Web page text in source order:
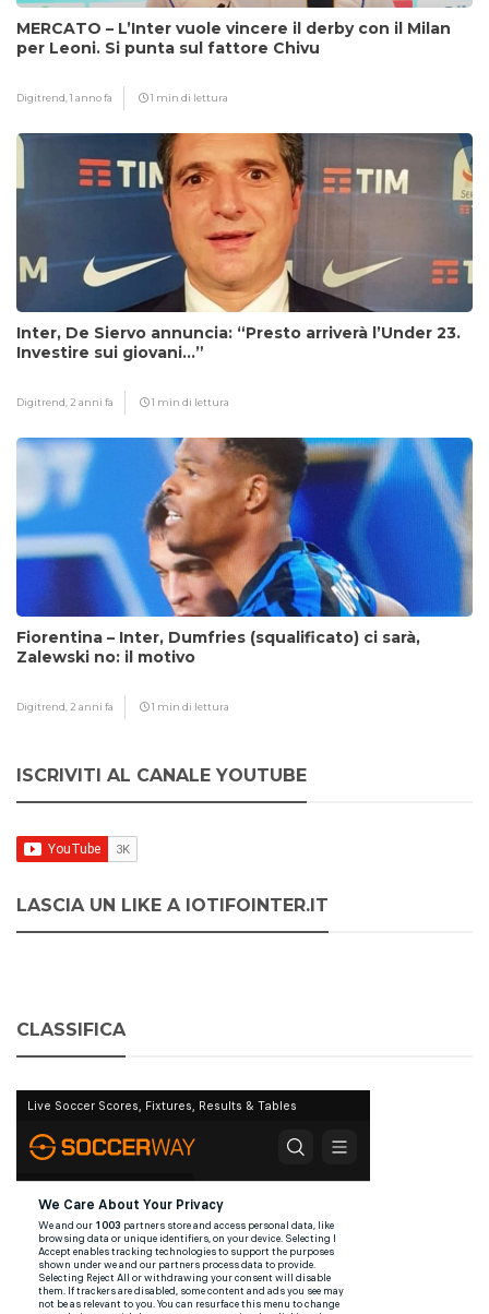
MERCATO – L’Inter vuole vincere il derby con il Milan
per Leoni. Si punta sul fattore Chivu
Digitrend,1 anno fa 1 min di lettura
Inter, De Siervo annuncia: “Presto arriverà l’Under 23.
Investire sui giovani…”
Digitrend, 2 anni fa 1 min di lettura
Fiorentina – Inter, Dumfries (squalificato) ci sarà,
Zalewski no: il motivo
Digitrend, 2 anni fa 1 min di lettura
ISCRIVITI AL CANALE YOUTUBE
LASCIA UN LIKE A IOTIFOINTER.IT
CLASSIFICA